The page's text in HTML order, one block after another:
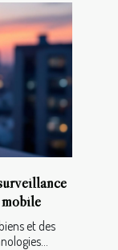
et des